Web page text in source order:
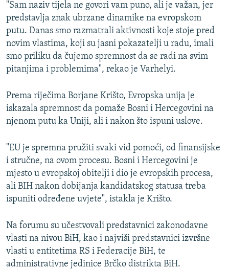
"Sam naziv tijela ne govori vam puno, ali je važan, jer
predstavlja znak ubrzane dinamike na evropskom
putu. Danas smo razmatrali aktivnosti koje stoje pred
novim vlastima, koji su jasni pokazatelji u radu, imali
smo priliku da čujemo spremnost da se radi na svim
pitanjima i problemima", rekao je Varhelyi.
Prema riječima Borjane Krišto, Evropska unija je
iskazala spremnost da pomaže Bosni i Hercegovini na
njenom putu ka Uniji, ali i nakon što ispuni uslove.
"EU je spremna pružiti svaki vid pomoći, od finansijske
i stručne, na ovom procesu. Bosni i Hercegovini je
mjesto u evropskoj obitelji i dio je evropskih procesa,
ali BIH nakon dobijanja kandidatskog statusa treba
ispuniti određene uvjete", istakla je Krišto.
Na forumu su učestvovali predstavnici zakonodavne
vlasti na nivou BiH, kao i najviši predstavnici izvršne
vlasti u entitetima RS i Federacije BiH, te
administrativne jedinice Brčko distrikta BiH.